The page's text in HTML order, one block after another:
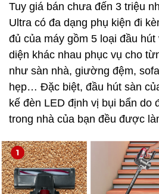
Tuy giá bán chưa đến 3 triệu
Ultra có đa dạng phụ kiện đi
đủ của máy gồm 5 loại đầu
diện khác nhau phục vụ cho
như sàn nhà, giường đệm,
hẹp… Đặc biệt, đầu hút sàn
kế đèn LED định vị bụi bẩn do
trong nhà của bạn đều được